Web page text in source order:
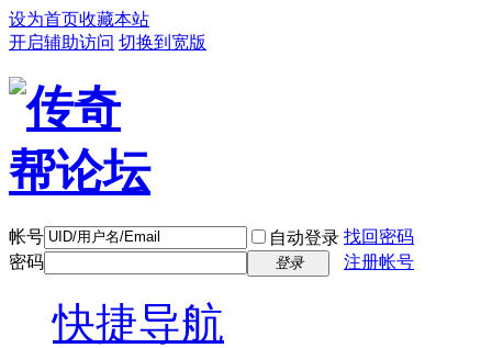
设为首页收藏本站
开启辅助访问 切换到宽版
帐号 自动登录 找回密码
密码
登录 注册帐号
快捷导航